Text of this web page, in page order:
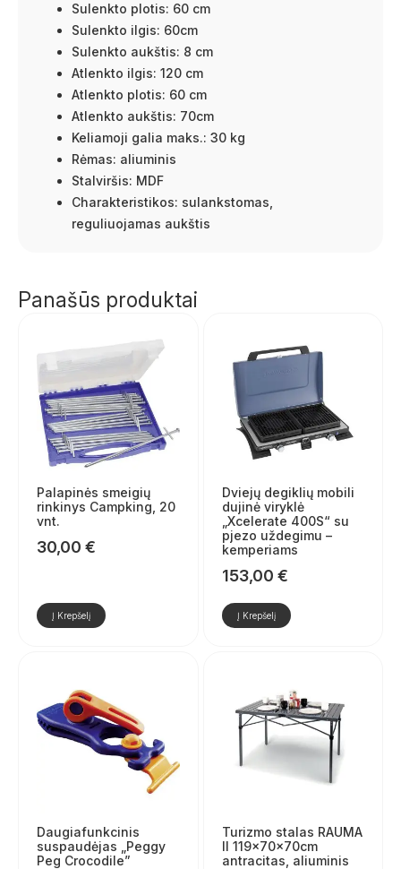
Sulenkto plotis: 60 cm
Sulenkto ilgis: 60cm
Sulenkto aukštis: 8 cm
Atlenkto ilgis: 120 cm
Atlenkto plotis: 60 cm
Atlenkto aukštis: 70cm
Keliamoji galia maks.: 30 kg
Rėmas: aliuminis
Stalviršis: MDF
Charakteristikos: sulankstomas,
reguliuojamas aukštis
Panašūs produktai
Palapinės smeigių
rinkinys Campking, 20
vnt.
30,00 €
Į Krepšelį
Dviejų degiklių mobili
dujinė viryklė
„Xcelerate 400S“ su
pjezo uždegimu –
kemperiams
153,00 €
Į Krepšelį
Daugiafunkcinis
suspaudėjas „Peggy
Peg Crocodile”
Turizmo stalas RAUMA
II 119x70x70cm
antracitas, aliuminis